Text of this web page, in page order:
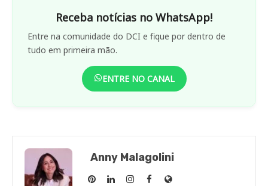
Receba notícias no WhatsApp!
Entre na comunidade do DCI e fique por dentro de
tudo em primeira mão.
ENTRE NO CANAL
Anny Malagolini
AnnyAnnyAnnyAnnySite